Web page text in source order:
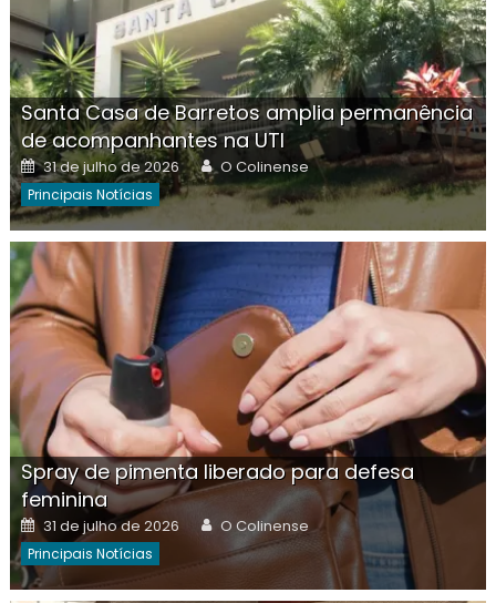
Santa Casa de Barretos amplia permanência
de acompanhantes na UTI
Posted
on
31 de julho de 2026 Author
O Colinense
Principais Notícias
Spray de pimenta liberado para defesa
feminina
Posted
on
31 de julho de 2026 Author
O Colinense
Principais Notícias